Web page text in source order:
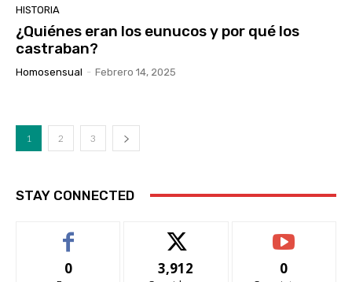
HISTORIA
¿Quiénes eran los eunucos y por qué los
castraban?
Homosensual - Febrero 14, 2025
1 2 3
STAY CONNECTED
0 3,912 0